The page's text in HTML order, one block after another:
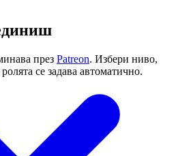
през Patreon. Избери ниво,
се задава автоматично.